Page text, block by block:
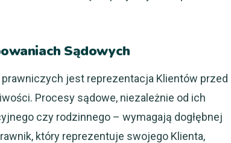
Sądowych
jest reprezentacja Klientów przed
Procesy sądowe, niezależnie od ich
czy rodzinnego – wymagają dogłębnej
który reprezentuje swojego Klienta,